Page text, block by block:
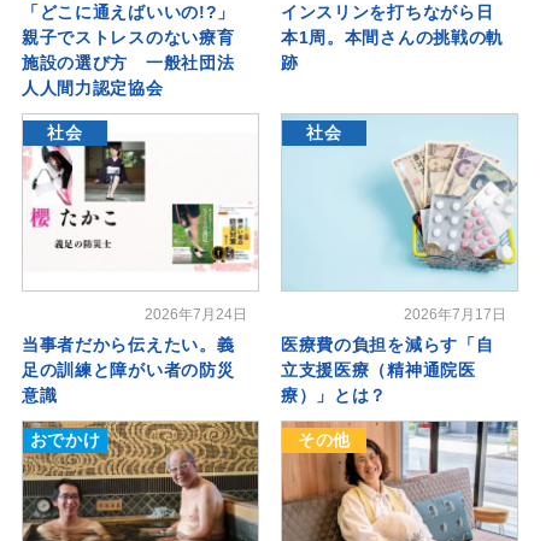
「どこに通えばいいの!?」
親子でストレスのない療育
施設の選び方 一般社団法
人人間力認定協会
インスリンを打ちながら日
本1周。本間さんの挑戦の軌
跡
社会
2026年7月24日
当事者だから伝えたい。義
足の訓練と障がい者の防災
意識
社会
2026年7月17日
医療費の負担を減らす「自
立支援医療（精神通院医
療）」とは？
おでかけ その他